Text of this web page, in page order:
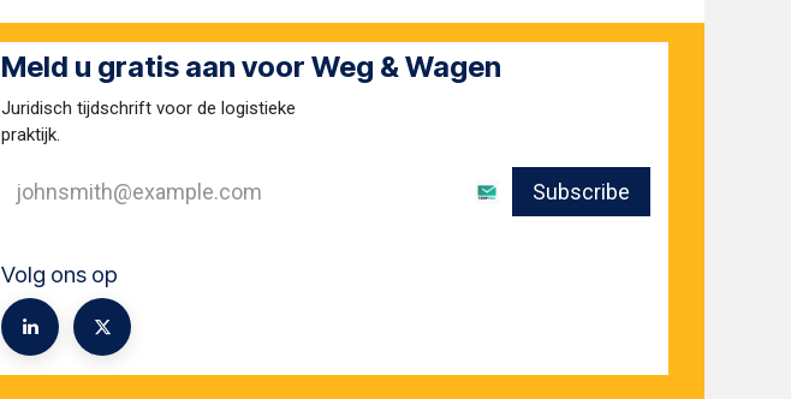
Meld u gratis aan voor Weg & Wagen
Juridisch tijdschrift voor de logistieke
praktijk.
Subscribe
Volg ons op